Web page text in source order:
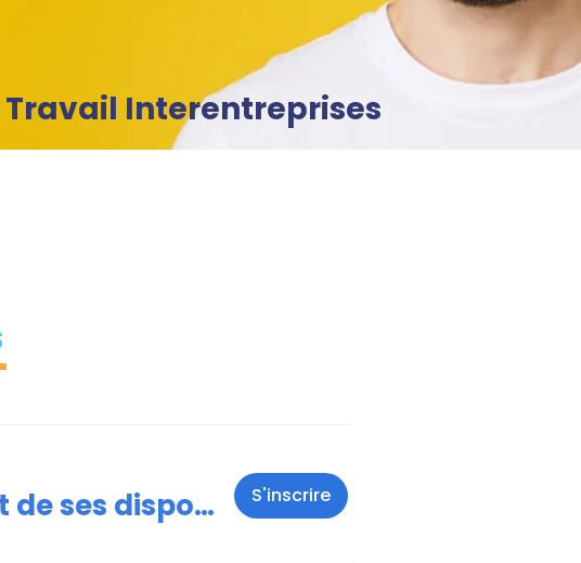
Interentreprises
Présentation de la Cellule PDP et de ses dispositifs S'inscrire